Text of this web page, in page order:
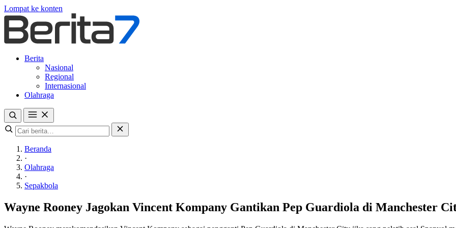
Lompat ke konten
Berita
Nasional
Regional
Internasional
Olahraga
Beranda
·
Olahraga
·
Sepakbola
Wayne Rooney Jagokan Vincent Kompany Gantikan Pep Guardiola di Manchester